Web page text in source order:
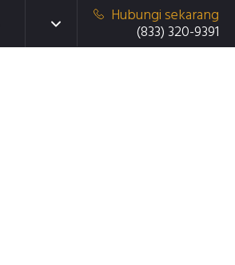
Hubungi sekarang
(833) 320-9391